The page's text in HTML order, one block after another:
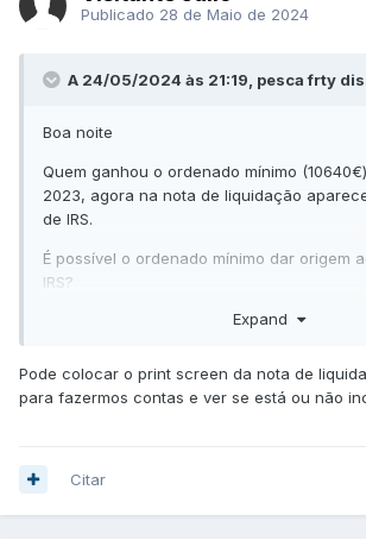
Publicado 28 de Maio de 2024
A 24/05/2024 às 21:19, pesca frty
Boa noite
Quem ganhou o ordenado mínimo
2023, agora na nota de liquidação
de IRS.
É possível o ordenado mínimo dar origem
IRS?
Expand
Pode colocar o print screen da nota de
para fazermos contas e ver se está ou não
Citar